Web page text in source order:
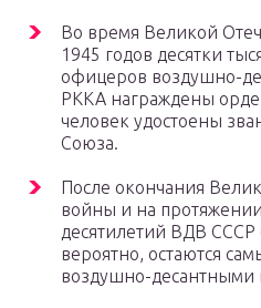
Во время Великой
1945 годов десятки
офицеров воздушно-
РККА награждены
человек удостоены
Союза.
После окончания
войны и на
десятилетий ВДВ СССР
вероятно, остаются
воздушно-десантными